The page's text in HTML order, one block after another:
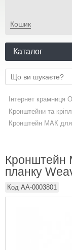
Кошик
Каталог
Інтернет крамниця
Кронштейни та
Кронштейн МАК для
Кронштейн
планку
Код AA-0003801